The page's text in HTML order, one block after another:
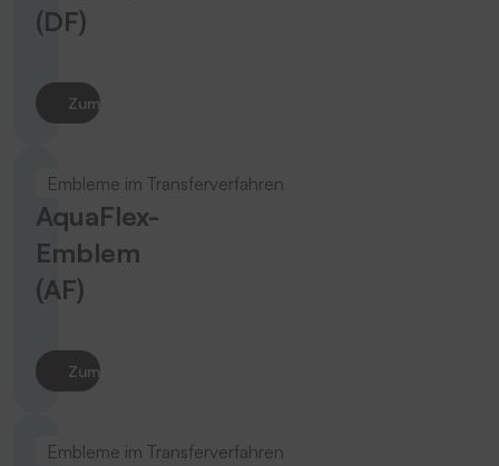
(DF)
Zum Produkt
Embleme im Transferverfahren
AquaFlex-
Emblem
(AF)
Zum Produkt
Embleme im Transferverfahren